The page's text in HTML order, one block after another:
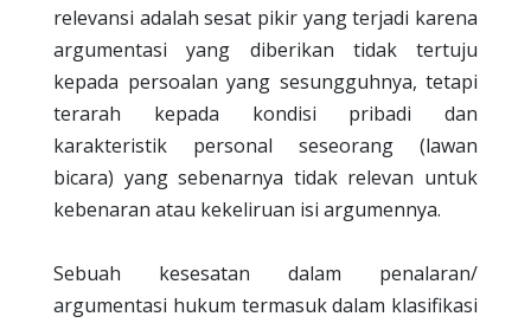
relevansi adalah sesat pikir yang terjadi karena
argumentasi yang diberikan tidak tertuju
kepada persoalan yang sesungguhnya, tetapi
terarah kepada kondisi pribadi dan
karakteristik personal seseorang (lawan
bicara) yang sebenarnya tidak relevan untuk
kebenaran atau kekeliruan isi argumennya.
Sebuah kesesatan dalam penalaran/
argumentasi hukum termasuk dalam klasifikasi